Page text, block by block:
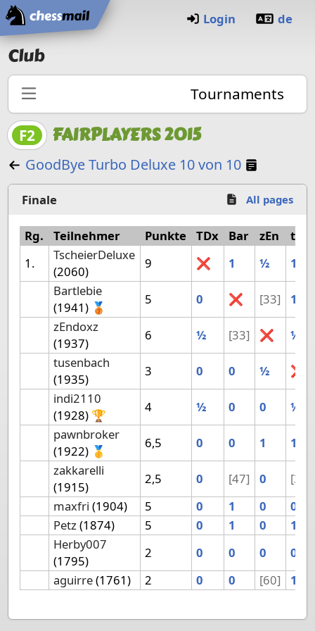
Home
Login de
Club
Tournaments
F2 FAIRPLAYERS 2015
GoodBye Turbo Deluxe 10 von 10
Finale All pages
Rg. Teilnehmer Punkte TDx Bar zEn
tus
1.
TscheierDeluxe
(2060)
9 ❌ 1 ½
1
Bartlebie
(1941) 🥉
5 0 ❌ [33]
1
zEndoxz
(1937)
6 ½ [33] ❌
½
tusenbach
(1935)
3 0 0 ½
❌
indi2110
(1928) 🏆
4 ½ 0 0
½
pawnbroker
(1922) 🥇
6,5 0 0 1
1
zakkarelli
(1915)
2,5 0 [47] 0
[35]
maxfri (1904) 5 0 1 0
0
Petz(1874) 5 0 1 0
1
Herby007
(1795)
2 0 0 0
0
aguirre(1761) 2 0 0 [60] 1